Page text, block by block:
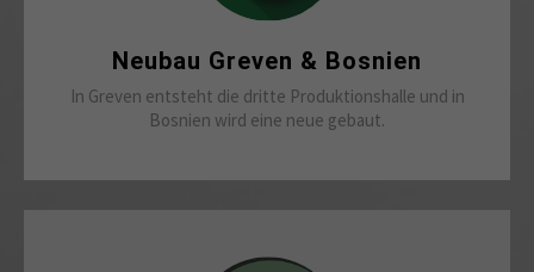
Neubau Greven & Bosnien
In Greven entsteht die dritte Produktionshalle und in
Bosnien wird eine neue gebaut.